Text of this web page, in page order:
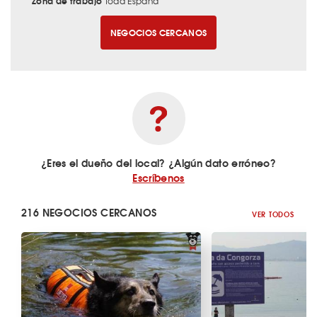
NEGOCIOS CERCANOS
¿Eres el dueño del local? ¿Algún dato erróneo?
Escríbenos
216 NEGOCIOS CERCANOS VER TODOS